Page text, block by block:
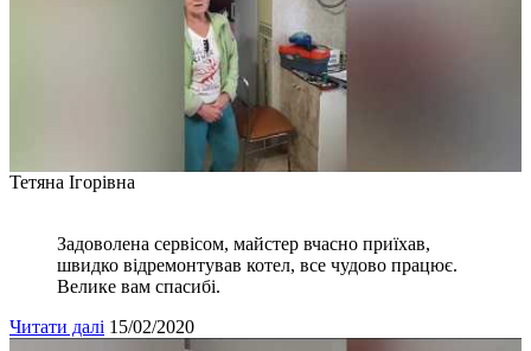
Тетяна Ігорівна
Задоволена сервісом, майстер вчасно приїхав,
швидко відремонтував котел, все чудово працює.
Велике вам спасибі.
Читати далі 15/02/2020